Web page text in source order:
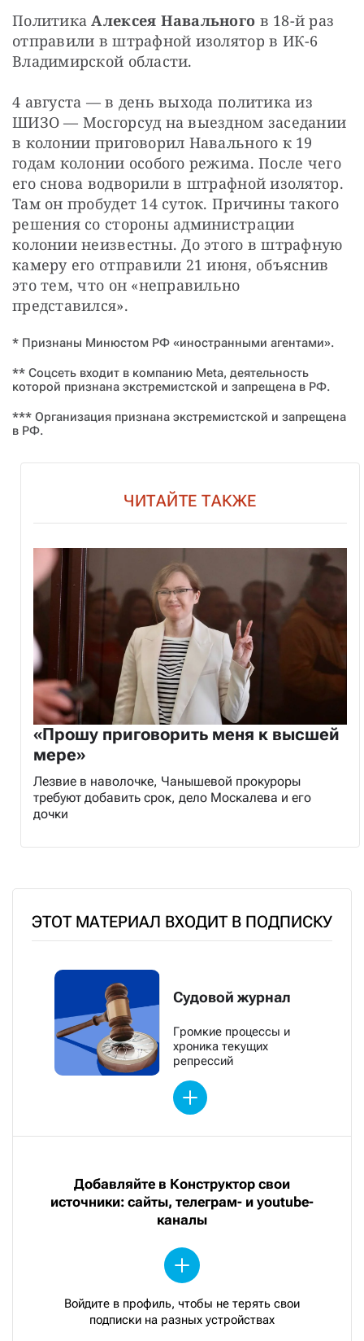
Политика Алексея Навального в 18-й раз
отправили в штрафной изолятор в ИК-6
Владимирской области.
4 августа — в день выхода политика из
ШИЗО — Мосгорсуд на выездном заседании
в колонии приговорил Навального к 19
годам колонии особого режима. После чего
его снова водворили в штрафной изолятор.
Там он пробудет 14 суток. Причины такого
решения со стороны администрации
колонии неизвестны. До этого в штрафную
камеру его отправили 21 июня, объяснив
это тем, что он «неправильно
представился».
* Признаны Минюстом РФ «иностранными агентами».
** Соцсеть входит в компанию Meta, деятельность
которой признана экстремистской и запрещена в РФ.
*** Организация признана экстремистской и запрещена
в РФ.
ЧИТАЙТЕ ТАКЖЕ
«Прошу приговорить меня к высшей
мере»
Лезвие в наволочке, Чанышевой прокуроры
требуют добавить срок, дело Москалева и его
дочки
ЭТОТ МАТЕРИАЛ ВХОДИТ В ПОДПИСКУ
Судовой журнал
Громкие процессы и
хроника текущих
репрессий
Добавляйте в Конструктор свои
источники: сайты, телеграм- и youtube-
каналы
Войдите в профиль, чтобы не терять свои
подписки на разных устройствах